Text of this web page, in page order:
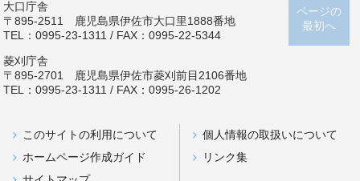
ページの
最初へ
大口庁舎
〒895-2511 鹿児島県伊佐市大口里1888番地
TEL：0995-23-1311 / FAX：0995-22-5344
菱刈庁舎
〒895-2701 鹿児島県伊佐市菱刈前目2106番地
TEL：0995-23-1311 / FAX：0995-26-1202
このサイトの利用について
個人情報の取扱いについて
ホームページ作成ガイド
リンク集